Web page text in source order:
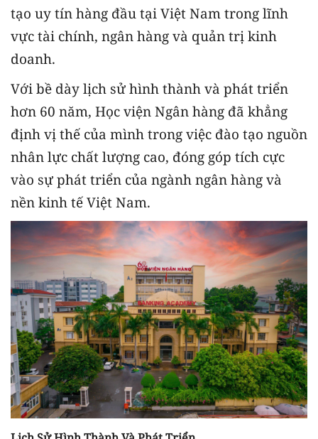
tạo uy tín hàng đầu tại Việt Nam trong lĩnh
vực tài chính, ngân hàng và quản trị kinh
doanh.
Với bề dày lịch sử hình thành và phát triển
hơn 60 năm, Học viện Ngân hàng đã khẳng
định vị thế của mình trong việc đào tạo nguồn
nhân lực chất lượng cao, đóng góp tích cực
vào sự phát triển của ngành ngân hàng và
nền kinh tế Việt Nam.